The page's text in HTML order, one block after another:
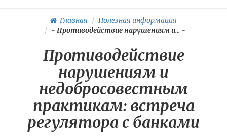
Главная
Полезная информация
- Противодействие нарушениям и...-
Противодействие
нарушениям и
недобросовестным
практикам: встреча
регулятора с банками